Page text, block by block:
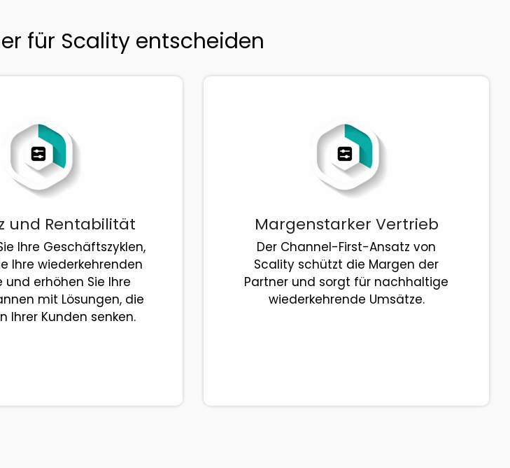
für Scality entscheiden
und Rentabilität
Ihre Geschäftszyklen,
Ihre wiederkehrenden
und erhöhen Sie Ihre
mit Lösungen, die
Ihrer Kunden senken.
Margenstarker Vertrieb
Der Channel-First-Ansatz von
Scality schützt die Margen der
Partner und sorgt für nachhaltige
wiederkehrende Umsätze.